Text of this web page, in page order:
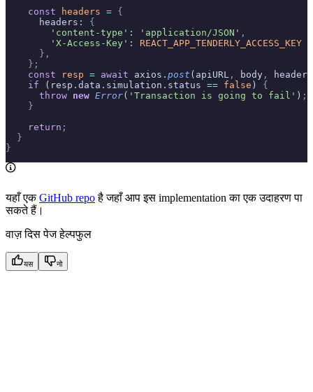
    const
headers = {
      headers
:
{
        'content-type'
: 'application/JSON' ,
        'X-Access-Key'
: REACT_APP_TENDERLY_ACCESS_KEY
      },
    };
    const
resp = await axios . post (apiURL , body ,
    if
(resp . data . simulation . status == false ) {
      throw
new Error( 'Transaction is going to fail' ) ;
    }
    return
;
  }
}
यहाँ एकGitHub repoहै जहाँ आप इस implementation का एक उदाहरण पा
सकते हैं।
वाज़ दिस पेज हेल्पफुल
यस नो